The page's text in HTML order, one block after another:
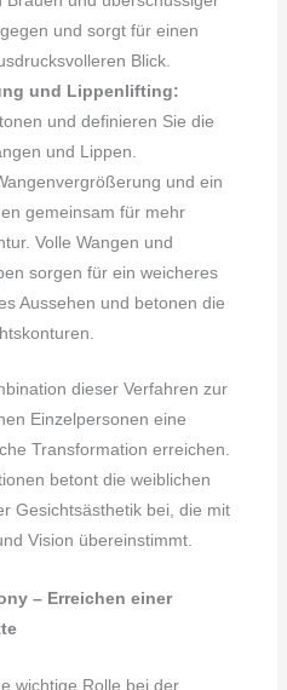
und sorgt für einen
Blick.
und Lippenlifting:
und definieren Sie die
und Lippen.
und ein
gemeinsam für mehr
Volle Wangen und
sorgen für ein weicheres
Aussehen und betonen die
dieser Verfahren zur
Einzelpersonen eine
Transformation erreichen.
betont die weiblichen
Gesichtsästhetik bei, die mit
Vision übereinstimmt.
– Erreichen einer
wichtige Rolle bei der